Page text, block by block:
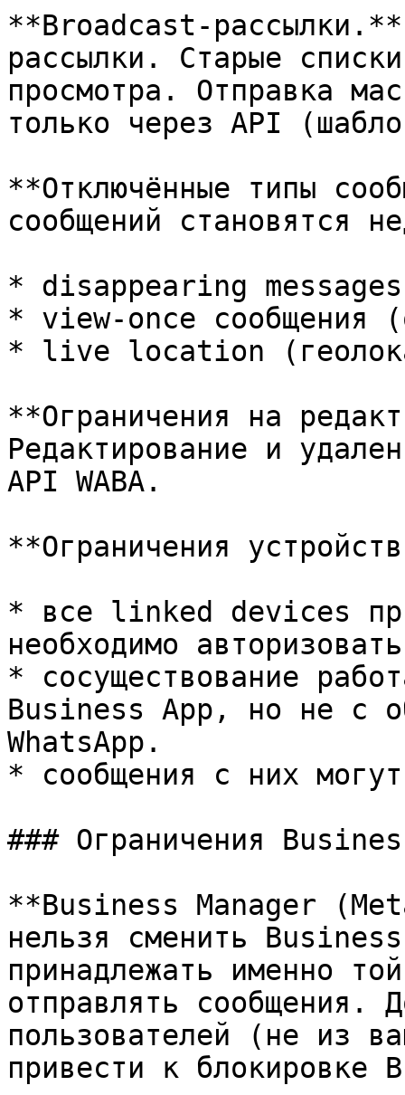
**Broadcast-рассылки.**
рассылки. Старые
просмотра. Отправка
только через API
**Отключённые типы
сообщений становятся
* disappearing messages
* view-once сообщения
* live location
**Ограничения на
Редактирование и
API WABA.
**Ограничения
* все linked devices
необходимо
* cосуществование
Business App, но не с
WhatsApp.
* сообщения с них
### Ограничения
**Business Manager
нельзя сменить
принадлежать именно
отправлять сообщения.
пользователей (не из
привести к блокировке